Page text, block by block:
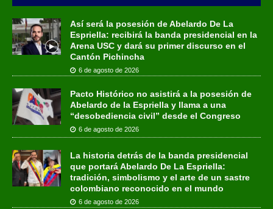
Así será la posesión de Abelardo De La
Espriella: recibirá la banda presidencial en la
Arena USC y dará su primer discurso en el
Cantón Pichincha
6 de agosto de 2026
Pacto Histórico no asistirá a la posesión de
Abelardo de la Espriella y llama a una
“desobediencia civil” desde el Congreso
6 de agosto de 2026
La historia detrás de la banda presidencial
que portará Abelardo De La Espriella:
tradición, simbolismo y el arte de un sastre
colombiano reconocido en el mundo
6 de agosto de 2026